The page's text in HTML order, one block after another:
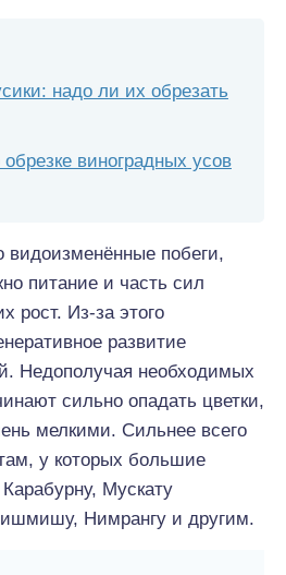
надо ли их обрезать
виноградных усов
побеги,
питание и часть сил
рост. Из-за этого
развитие
Недополучая необходимых
сильно опадать цветки,
мелкими. Сильнее всего
у которых большие
Мускату
Нимрангу и другим.